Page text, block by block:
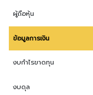
ผู้ถือหุ้น
ข้อมูลการเงิน
งบกำไรขาดทุน
งบดุล